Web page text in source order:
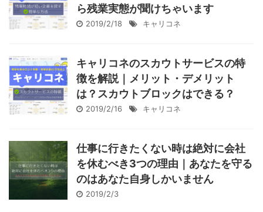
ら残業実態が聞けちゃいます
2019/2/18 キャリコネ
キャリコネのスカウトサービスの特
徴を解説｜メリット・デメリット
は？スカウトブロックはできる？
2019/2/16 キャリコネ
仕事に行きたくない時は絶対に会社
を休むべき3つの理由｜あなたを守る
のはあなた自身しかいません
2019/2/3